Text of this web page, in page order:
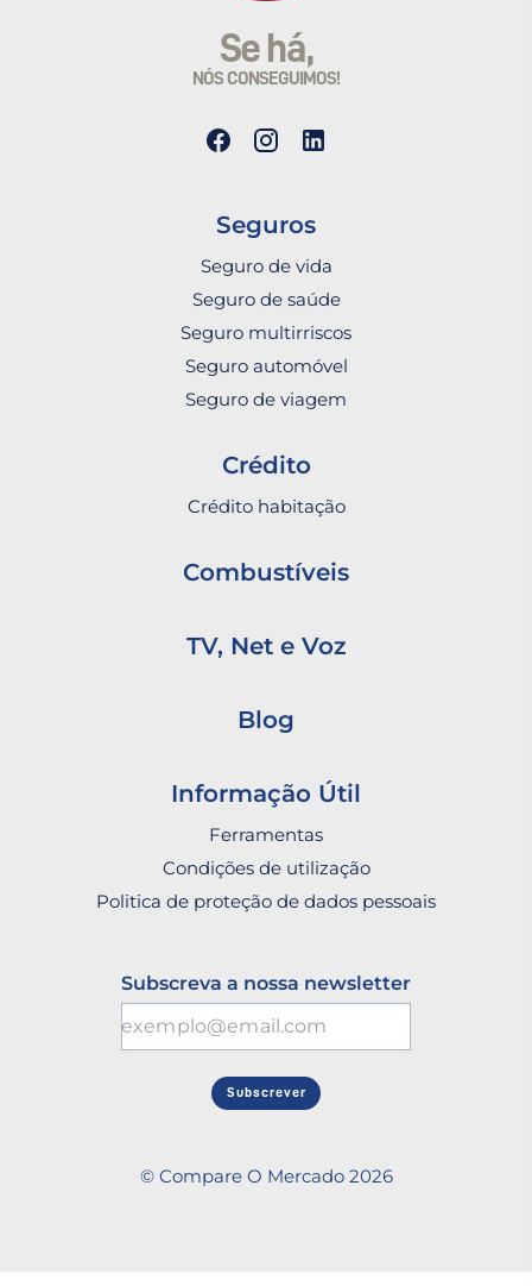
Se há,
NÓS CONSEGUIMOS!
Seguros
Seguro de vida
Seguro de saúde
Seguro multirriscos
Seguro automóvel
Seguro de viagem
Crédito
Crédito habitação
Combustíveis
TV, Net e Voz
Blog
Informação Útil
Ferramentas
Condições de utilização
Politica de proteção de dados pessoais
Subscreva a nossa newsletter
Subscrever
© Compare O Mercado 2026